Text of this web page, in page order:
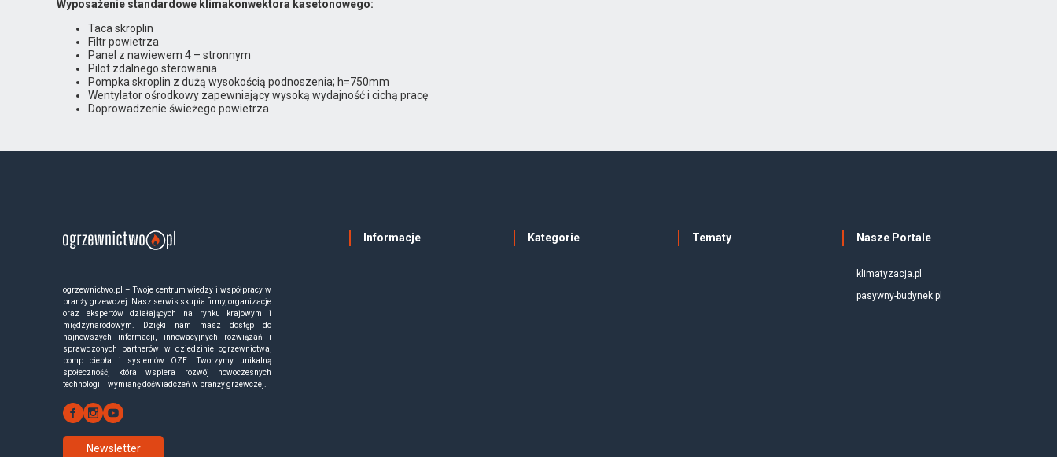
Wyposażenie standardowe klimakonwektora kasetonowego:
Taca skroplin
Filtr powietrza
Panel z nawiewem 4 – stronnym
Pilot zdalnego sterowania
Pompka skroplin z dużą wysokością podnoszenia; h=750mm
Wentylator ośrodkowy zapewniający wysoką wydajność i cichą pracę
Doprowadzenie świeżego powietrza
ogrzewnictwo.pl – Twoje centrum wiedzy i współpracy w
branży grzewczej. Nasz serwis skupia firmy, organizacje
oraz ekspertów działających na rynku krajowym i
międzynarodowym. Dzięki nam masz dostęp do
najnowszych informacji, innowacyjnych rozwiązań i
sprawdzonych partnerów w dziedzinie ogrzewnictwa,
pomp ciepła i systemów OZE. Tworzymy unikalną
społeczność, która wspiera rozwój nowoczesnych
technologii i wymianę doświadczeń w branży grzewczej.
Newsletter
Informacje Kategorie Tematy Nasze Portale
klimatyzacja.pl
pasywny-budynek.pl